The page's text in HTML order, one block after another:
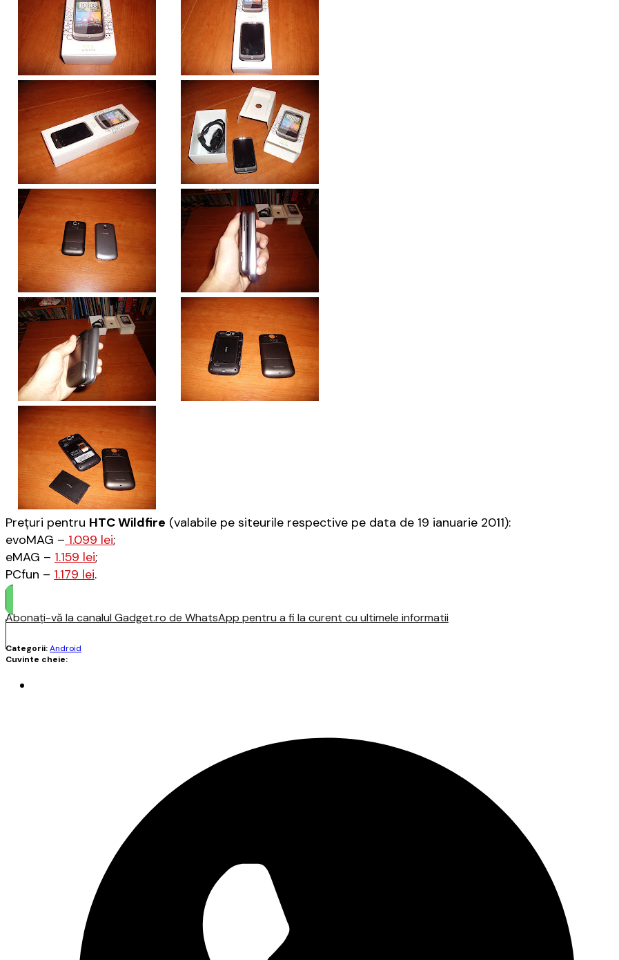
Preţuri pentru HTC Wildfire (valabile pe siteurile respective pe data de 19 ianuarie 2011):
evoMAG – 1.099 lei;
eMAG – 1.159 lei;
PCfun – 1.179 lei.
Abonați-vă la canalul Gadget.ro de WhatsApp pentru a fi la curent cu ultimele informatii
Categorii:Android
Cuvinte cheie: